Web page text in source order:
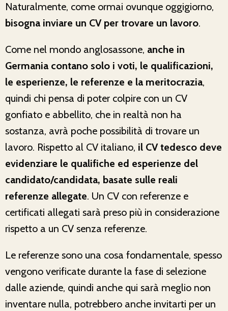
Naturalmente, come ormai ovunque oggigiorno,
bisogna inviare un CV per trovare un lavoro.
Come nel mondo anglosassone, anche in
Germania contano solo i voti, le qualificazioni,
le esperienze, le referenze e la meritocrazia,
quindi chi pensa di poter colpire con un CV
gonfiato e abbellito, che in realtà non ha
sostanza, avrà poche possibilità di trovare un
lavoro. Rispetto al CV italiano, il CV tedesco deve
evidenziare le qualifiche ed esperienze del
candidato/candidata, basate sulle reali
referenze allegate. Un CV con referenze e
certificati allegati sarà preso più in considerazione
rispetto a un CV senza referenze.
Le referenze sono una cosa fondamentale, spesso
vengono verificate durante la fase di selezione
dalle aziende, quindi anche qui sarà meglio non
inventare nulla, potrebbero anche invitarti per un